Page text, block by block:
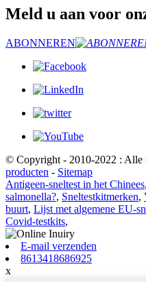
Meld u aan voor
ABONNEREN
© Copyright - 2010-2022 : Alle
producten - Sitemap
Antigeen-sneltest in het Chinees,
salmonella?, Sneltestkitmerken,
buurt, Lijst met algemene EU-
Covid-testkits,
E-mail verzenden
8613418686925
x